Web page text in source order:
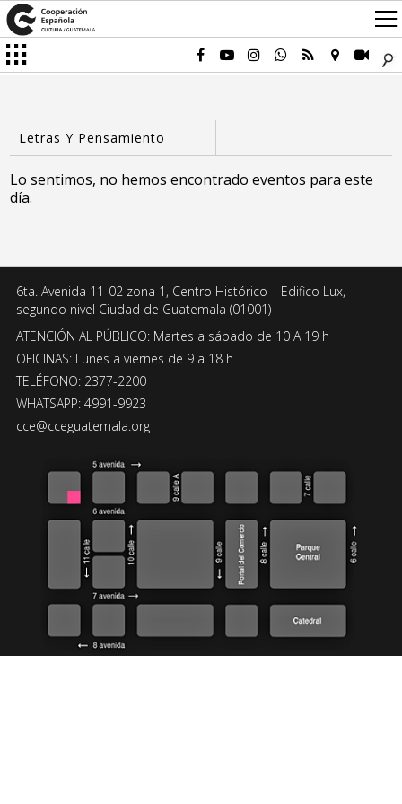
Lo sentimos, no hemos encontrado eventos para este
día.
6ta. Avenida 11-02 zona 1, Centro Histórico – Edifico Lux,
segundo nivel Ciudad de Guatemala (01001)
ATENCIÓN AL PÚBLICO: Martes a sábado de 10 A 19 h
OFICINAS: Lunes a viernes de 9 a 18 h
TELÉFONO: 2377-2200
WHATSAPP: 4991-9923
cce@cceguatemala.org